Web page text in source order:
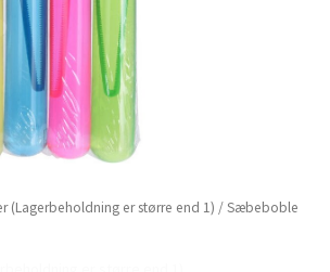
(Lagerbeholdning er større end 1) / Sæbeboble